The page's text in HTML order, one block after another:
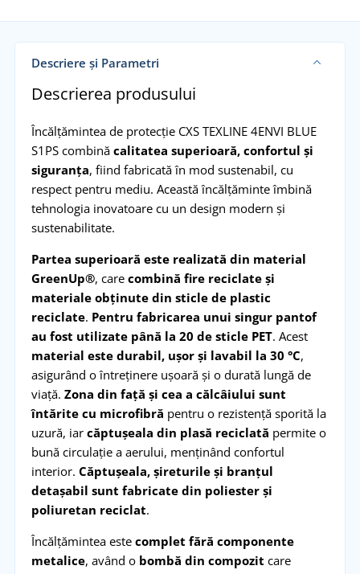
Descriere și Parametri
Descrierea produsului
Încălțămintea de protecție CXS TEXLINE 4ENVI BLUE
S1PS combină calitatea superioară, confortul și
siguranța, fiind fabricată în mod sustenabil, cu
respect pentru mediu. Această încălțăminte îmbină
tehnologia inovatoare cu un design modern și
sustenabilitate.
Partea superioară este realizată din material
GreenUp®, care combină fire reciclate și
materiale obținute din sticle de plastic
reciclate. Pentru fabricarea unui singur pantof
au fost utilizate până la 20 de sticle PET. Acest
material este durabil, ușor și lavabil la 30 °C,
asigurând o întreținere ușoară și o durată lungă de
viață. Zona din față și cea a călcâiului sunt
întărite cu microfibră pentru o rezistență sporită la
uzură, iar căptușeala din plasă reciclată permite o
bună circulație a aerului, menținând confortul
interior. Căptușeala, șireturile și branțul
detașabil sunt fabricate din poliester și
poliuretan reciclat.
Încălțămintea este complet fără componente
metalice, având o bombă din compozit care